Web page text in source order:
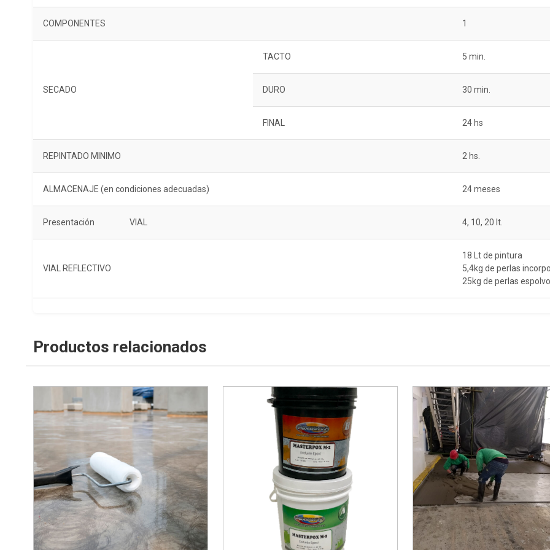
COMPONENTES 1
SECADO
TACTO 5 min.
DURO 30 min.
FINAL 24 hs
REPINTADO MINIMO 2 hs.
ALMACENAJE (en condiciones adecuadas) 24 meses
Presentación VIAL 4, 10, 20 lt.
VIAL REFLECTIVO
18 Lt de pintura
5,4kg de perlas
25kg de perlas
Productos relacionados